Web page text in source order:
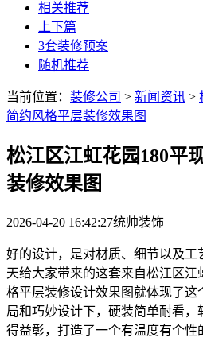
相关推荐
上下篇
3套装修预案
随机推荐
当前位置： 装修公司 > 新闻资讯 >
简约风格平层装修效果图
松江区江虹花园180平
装修效果图
2026-04-20 16:42:27统帅装饰
好的设计，是对材质、细节以及
天给大家带来的这套来自松江区江
格平层装修设计效果图就体现了这
局和巧妙设计下，硬装简单耐看，
得益彰，打造了一个有温度有个性